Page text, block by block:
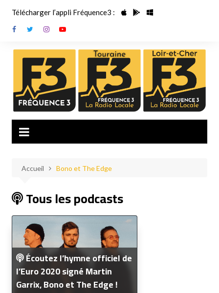
contenu
Télécharger l’appli Fréquence3 :
Accueil Bono et The Edge
Tous les podcasts
Écoutez l’hymne officiel de
l’Euro 2020 signé Martin
Garrix, Bono et The Edge !